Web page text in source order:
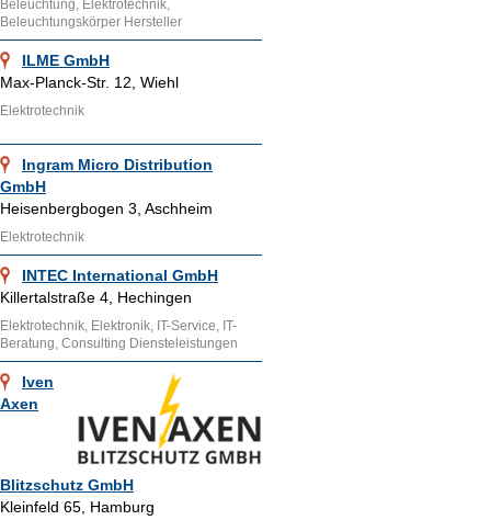
Beleuchtung, Elektrotechnik,
Beleuchtungskörper Hersteller
ILME GmbH
Max-Planck-Str. 12, Wiehl
Elektrotechnik
Ingram Micro Distribution
GmbH
Heisenbergbogen 3, Aschheim
Elektrotechnik
INTEC International GmbH
Killertalstraße 4, Hechingen
Elektrotechnik, Elektronik, IT-Service, IT-
Beratung, Consulting Diensteleistungen
Iven
Axen
Blitzschutz GmbH
Kleinfeld 65, Hamburg